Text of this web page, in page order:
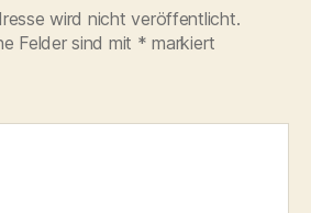
wird nicht veröffentlicht.
Felder sind mit * markiert